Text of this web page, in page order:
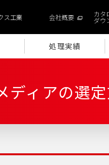
ス工業 会社概要 カタ
ダウ
処理実績
ディアの選